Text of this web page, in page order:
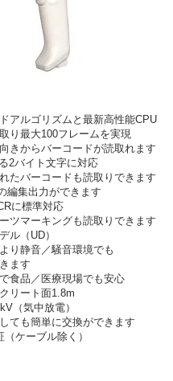
アルゴリズムと最新高性能CPU
り最大100フレームを実現
きからバーコードが読取れます
2バイト文字に対応
たバーコードも読取りできます
編集出力ができます
に標準対応
ツマーキングも読取りできます
（UD）
り静音／騒音環境でも
ます​
食品／医療現場でも安心
リート面1.8m
（気中放電）
ても簡単に交換ができます
ケーブル除く）